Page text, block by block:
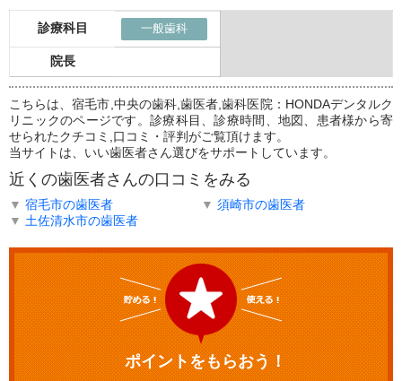
診療科目 一般歯科
院長
こちらは、宿毛市,中央の歯科,歯医者,歯科医院：HONDAデンタルク
リニックのページです。診療科目、診療時間、地図、患者様から寄
せられたクチコミ,口コミ・評判がご覧頂けます。
当サイトは、いい歯医者さん選びをサポートしています。
近くの歯医者さんの口コミをみる
▼ 宿毛市の歯医者 ▼ 須崎市の歯医者
▼ 土佐清水市の歯医者
ポイントをもらおう！